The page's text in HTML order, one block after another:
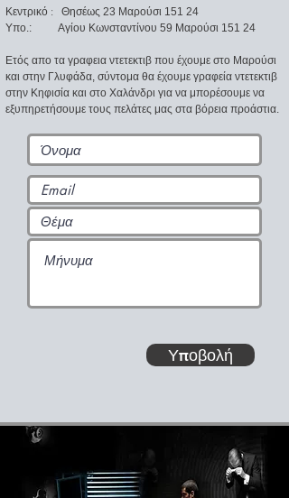
Κεντρικό : Θησέως 23 Μαρούσι 151 24
Υπο.: Αγίου Κωνσταντίνου 59 Μαρούσι 151 24
Ετός απο τα γραφεια ντετεκτιβ που έχουμε στο Μαρούσι
και στην Γλυφάδα, σύντομα θα έχουμε γραφεία ντετεκτιβ
στην Κηφισία και στο Χαλάνδρι για να μπορέσουμε να
εξυπηρετήσουμε τους πελάτες μας στα βόρεια προάστια.
Υποβολή